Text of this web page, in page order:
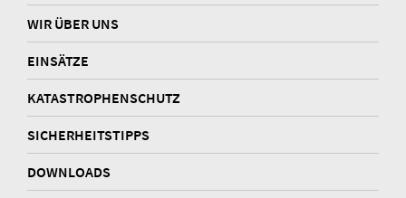
WIR ÜBER UNS
EINSÄTZE
KATASTROPHENSCHUTZ
SICHERHEITSTIPPS
DOWNLOADS